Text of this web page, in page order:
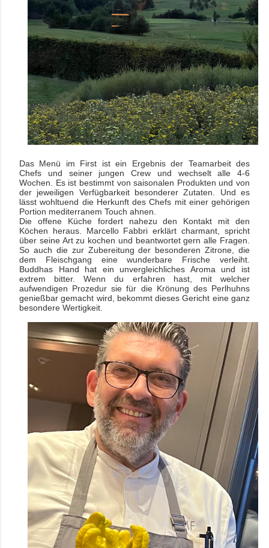
Das Menü im First ist ein Ergebnis der Teamarbeit des
Chefs und seiner jungen Crew und wechselt alle 4-6
Wochen. Es ist bestimmt von saisonalen Produkten und von
der jeweiligen Verfügbarkeit besonderer Zutaten. Und es
lässt wohltuend die Herkunft des Chefs mit einer gehörigen
Portion mediterranem Touch ahnen.
Die offene Küche fordert nahezu den Kontakt mit den
Köchen heraus. Marcello Fabbri erklärt charmant, spricht
über seine Art zu kochen und beantwortet gern alle Fragen.
So auch die zur Zubereitung der besonderen Zitrone, die
dem Fleischgang eine wunderbare Frische verleiht.
Buddhas Hand hat ein unvergleichliches Aroma und ist
extrem bitter. Wenn du erfahren hast, mit welcher
aufwendigen Prozedur sie für die Krönung des Perlhuhns
genießbar gemacht wird, bekommt dieses Gericht eine ganz
besondere Wertigkeit.